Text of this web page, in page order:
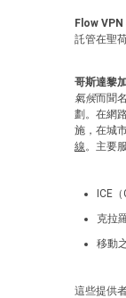
Flow
託管在聖
哥斯達黎加
氣候而聞
劃。在網
施，在城
線。主要
ICE
克拉
移動
這些提供